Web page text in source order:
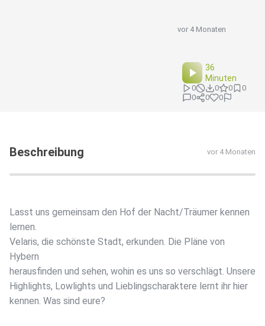
vor 4 Monaten
36
Minuten
0 0 0
0
0
0 0
Beschreibung vor 4 Monaten
Lasst uns gemeinsam den Hof der Nacht/Träumer kennen
lernen.
Velaris, die schönste Stadt, erkunden. Die Pläne von
Hybern
herausfinden und sehen, wohin es uns so verschlägt. Unsere
Highlights, Lowlights und Lieblingscharaktere lernt ihr hier
kennen. Was sind eure?